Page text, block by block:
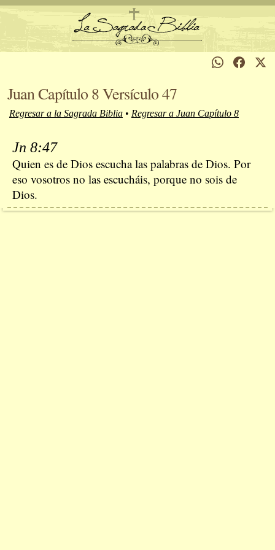
Juan Capítulo 8 Versículo 47
Regresar a la Sagrada Biblia • Regresar a Juan Capítulo 8
Jn 8:47
Quien es de Dios escucha las palabras de Dios. Por
eso vosotros no las escucháis, porque no sois de
Dios.